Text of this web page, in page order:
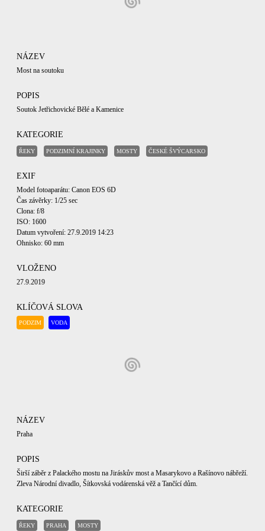
NÁZEV
Most na soutoku
POPIS
Soutok Jetřichovické Bělé a Kamenice
KATEGORIE
ŘEKY PODZIMNÍ KRAJINKY MOSTY ČESKÉ ŠVÝCARSKO
EXIF
Model fotoaparátu: Canon EOS 6D
Čas závěrky: 1/25 sec
Clona: f/8
ISO: 1600
Datum vytvoření: 27.9.2019 14:23
Ohnisko: 60 mm
VLOŽENO
27.9.2019
KLÍČOVÁ SLOVA
PODZIM VODA
NÁZEV
Praha
POPIS
Širší záběr z Palackého mostu na Jiráskův most a Masarykovo a Rašínovo nábřeží.
Zleva Národní divadlo, Šítkovská vodárenská věž a Tančící dům.
KATEGORIE
ŘEKY PRAHA MOSTY